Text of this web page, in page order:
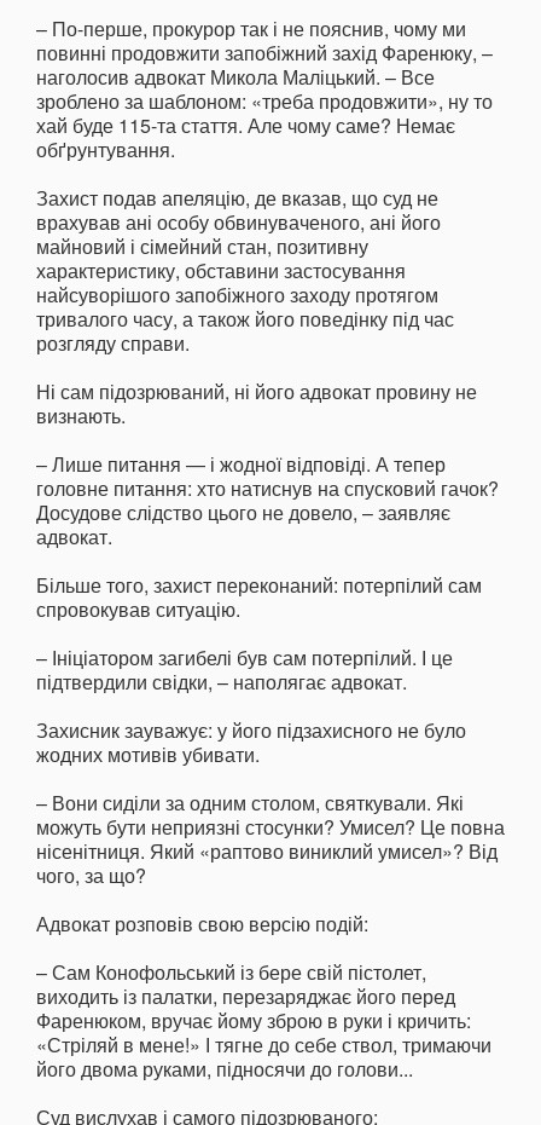
– По-перше, прокурор так і не пояснив, чому ми
повинні продовжити запобіжний захід Фаренюку, –
наголосив адвокат Микола Маліцький. – Все
зроблено за шаблоном: «треба продовжити», ну то
хай буде 115-та стаття. Але чому саме? Немає
обґрунтування.
Захист подав апеляцію, де вказав, що суд не
врахував ані особу обвинуваченого, ані його
майновий і сімейний стан, позитивну
характеристику, обставини застосування
найсуворішого запобіжного заходу протягом
тривалого часу, а також його поведінку під час
розгляду справи.
Ні сам підозрюваний, ні його адвокат провину не
визнають.
– Лише питання — і жодної відповіді. А тепер
головне питання: хто натиснув на спусковий гачок?
Досудове слідство цього не довело, – заявляє
адвокат.
Більше того, захист переконаний: потерпілий сам
спровокував ситуацію.
– Ініціатором загибелі був сам потерпілий. І це
підтвердили свідки, – наполягає адвокат.
Захисник зауважує: у його підзахисного не було
жодних мотивів убивати.
– Вони сиділи за одним столом, святкували. Які
можуть бути неприязні стосунки? Умисел? Це повна
нісенітниця. Який «раптово виниклий умисел»? Від
чого, за що?
Адвокат розповів свою версію подій:
– Сам Конофольський із бере свій пістолет,
виходить із палатки, перезаряджає його перед
Фаренюком, вручає йому зброю в руки і кричить:
«Стріляй в мене!» І тягне до себе ствол, тримаючи
його двома руками, підносячи до голови...
Суд вислухав і самого підозрюваного: